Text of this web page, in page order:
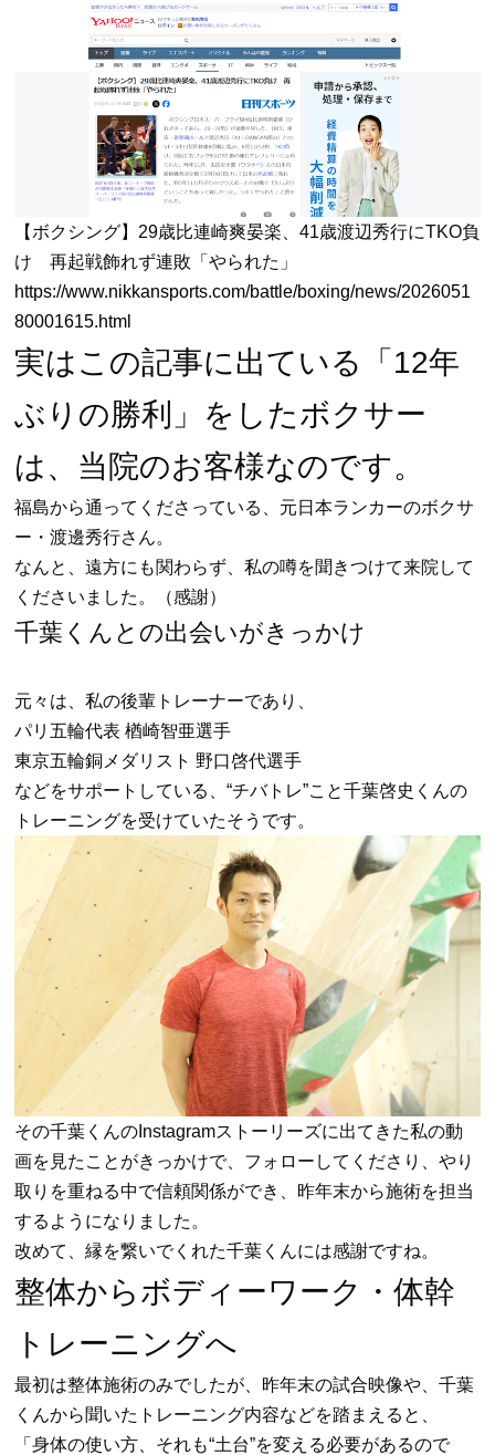
【ボクシング】29歳比連崎爽晏楽、41歳渡辺秀行にTKO負
け 再起戦飾れず連敗「やられた」
https://www.nikkansports.com/battle/boxing/news/2026051
80001615.html
実はこの記事に出ている「12年
ぶりの勝利」をしたボクサー
は、当院のお客様なのです。
福島から通ってくださっている、元日本ランカーのボクサ
ー・渡邊秀行さん。
なんと、遠方にも関わらず、私の噂を聞きつけて来院して
くださいました。（感謝）
千葉くんとの出会いがきっかけ
元々は、私の後輩トレーナーであり、
パリ五輪代表 楢崎智亜選手
東京五輪銅メダリスト 野口啓代選手
などをサポートしている、“チバトレ”こと千葉啓史くんの
トレーニングを受けていたそうです。
その千葉くんのInstagramストーリーズに出てきた私の動
画を見たことがきっかけで、フォローしてくださり、やり
取りを重ねる中で信頼関係ができ、昨年末から施術を担当
するようになりました。
改めて、縁を繋いでくれた千葉くんには感謝ですね。
整体からボディーワーク・体幹
トレーニングへ
最初は整体施術のみでしたが、昨年末の試合映像や、千葉
くんから聞いたトレーニング内容などを踏まえると、
「身体の使い方、それも“土台”を変える必要があるので